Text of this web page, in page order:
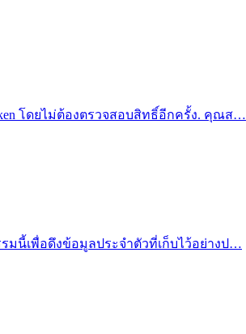
โดยไม่ต้องตรวจสอบสิทธิ์อีกครั้ง. คุณส…
รมนี้เพื่อดึงข้อมูลประจำตัวที่เก็บไว้อย่างป…